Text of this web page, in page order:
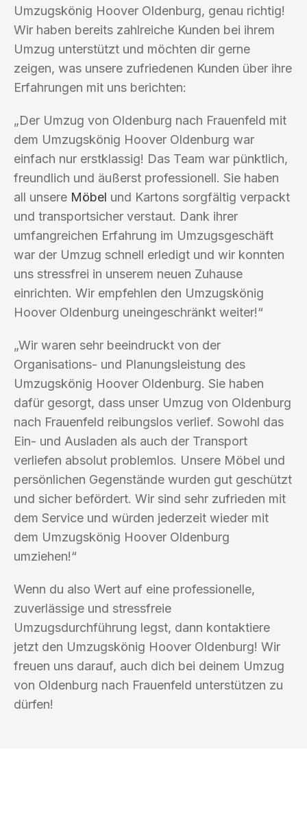
Umzugskönig Hoover Oldenburg, genau richtig!
Wir haben bereits zahlreiche Kunden bei ihrem
Umzug unterstützt und möchten dir gerne
zeigen, was unsere zufriedenen Kunden über ihre
Erfahrungen mit uns berichten:
„Der Umzug von Oldenburg nach Frauenfeld mit
dem Umzugskönig Hoover Oldenburg war
einfach nur erstklassig! Das Team war pünktlich,
freundlich und äußerst professionell. Sie haben
all unsere Möbel und Kartons sorgfältig verpackt
und transportsicher verstaut. Dank ihrer
umfangreichen Erfahrung im Umzugsgeschäft
war der Umzug schnell erledigt und wir konnten
uns stressfrei in unserem neuen Zuhause
einrichten. Wir empfehlen den Umzugskönig
Hoover Oldenburg uneingeschränkt weiter!“
„Wir waren sehr beeindruckt von der
Organisations- und Planungsleistung des
Umzugskönig Hoover Oldenburg. Sie haben
dafür gesorgt, dass unser Umzug von Oldenburg
nach Frauenfeld reibungslos verlief. Sowohl das
Ein- und Ausladen als auch der Transport
verliefen absolut problemlos. Unsere Möbel und
persönlichen Gegenstände wurden gut geschützt
und sicher befördert. Wir sind sehr zufrieden mit
dem Service und würden jederzeit wieder mit
dem Umzugskönig Hoover Oldenburg
umziehen!“
Wenn du also Wert auf eine professionelle,
zuverlässige und stressfreie
Umzugsdurchführung legst, dann kontaktiere
jetzt den Umzugskönig Hoover Oldenburg! Wir
freuen uns darauf, auch dich bei deinem Umzug
von Oldenburg nach Frauenfeld unterstützen zu
dürfen!